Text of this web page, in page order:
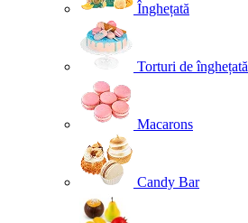
Înghețată
Torturi de înghețată
Macarons
Candy Bar